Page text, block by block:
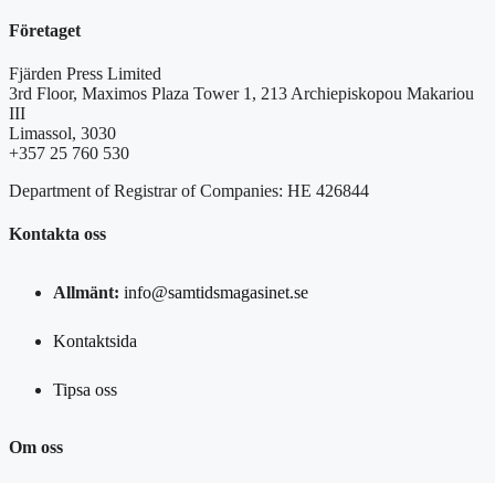
Företaget
Fjärden Press Limited
3rd Floor, Maximos Plaza Tower 1, 213 Archiepiskopou Makariou
III
Limassol, 3030
+357 25 760 530
Department of Registrar of Companies: HE 426844
Kontakta oss
Allmänt: info@samtidsmagasinet.se
Kontaktsida
Tipsa oss
Om oss